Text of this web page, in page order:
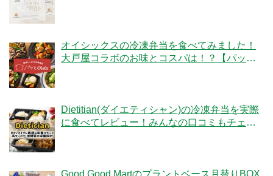
オイシックスの冷凍弁当を食べてみました！
大戸屋コラボのお味とコスパは！？【パッと
Dietitian(ダイエティシャン)の冷凍弁当を実際
に食べてレビュー！みんなの口コミもチェッ